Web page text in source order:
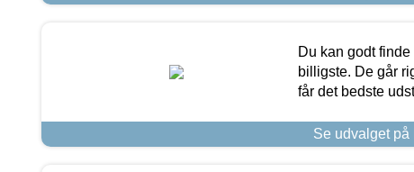
Du kan godt
billigste. De går
får det bedste
Se udvalget på